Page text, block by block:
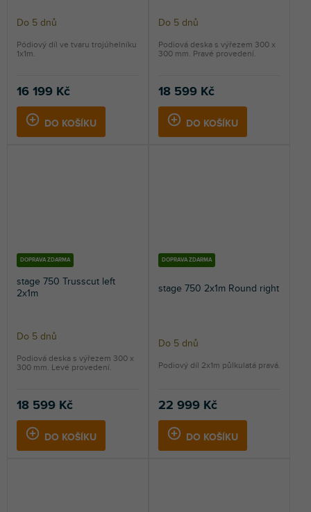
Do 5 dnů
16 199 Kč
DO KOŠÍKU
Pódiový díl ve tvaru trojúhelníku
1x1m.
Do 5 dnů
18 599 Kč
DO KOŠÍKU
Podiová deska s výřezem 300 x
300 mm. Pravé provedení.
DOPRAVA ZDARMA
stage 750 Trusscut left
2x1m
Do 5 dnů
18 599 Kč
DO KOŠÍKU
Podiová deska s výřezem 300 x
300 mm. Levé provedení.
DOPRAVA ZDARMA
stage 750 2x1m Round right
Do 5 dnů
22 999 Kč
DO KOŠÍKU
Podiový díl 2x1m půlkulatá pravá.